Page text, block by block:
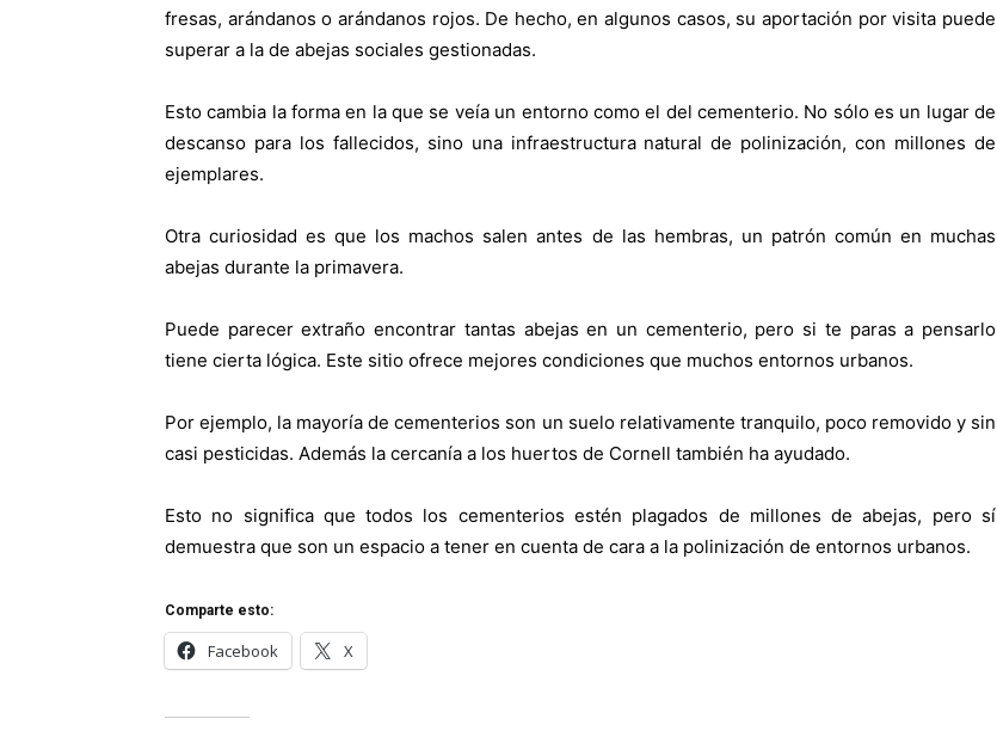
fresas, arándanos o arándanos rojos. De hecho, en algunos casos, su aportación por visita puede
superar a la de abejas sociales gestionadas.
Esto cambia la forma en la que se veía un entorno como el del cementerio. No sólo es un lugar de
descanso para los fallecidos, sino una infraestructura natural de polinización, con millones de
ejemplares.
Otra curiosidad es que los machos salen antes de las hembras, un patrón común en muchas
abejas durante la primavera.
Puede parecer extraño encontrar tantas abejas en un cementerio, pero si te paras a pensarlo
tiene cierta lógica. Este sitio ofrece mejores condiciones que muchos entornos urbanos.
Por ejemplo, la mayoría de cementerios son un suelo relativamente tranquilo, poco removido y sin
casi pesticidas. Además la cercanía a los huertos de Cornell también ha ayudado.
Esto no significa que todos los cementerios estén plagados de millones de abejas, pero sí
demuestra que son un espacio a tener en cuenta de cara a la polinización de entornos urbanos.
Comparte esto:
Facebook X